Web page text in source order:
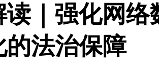
读｜强化网
的法治保障